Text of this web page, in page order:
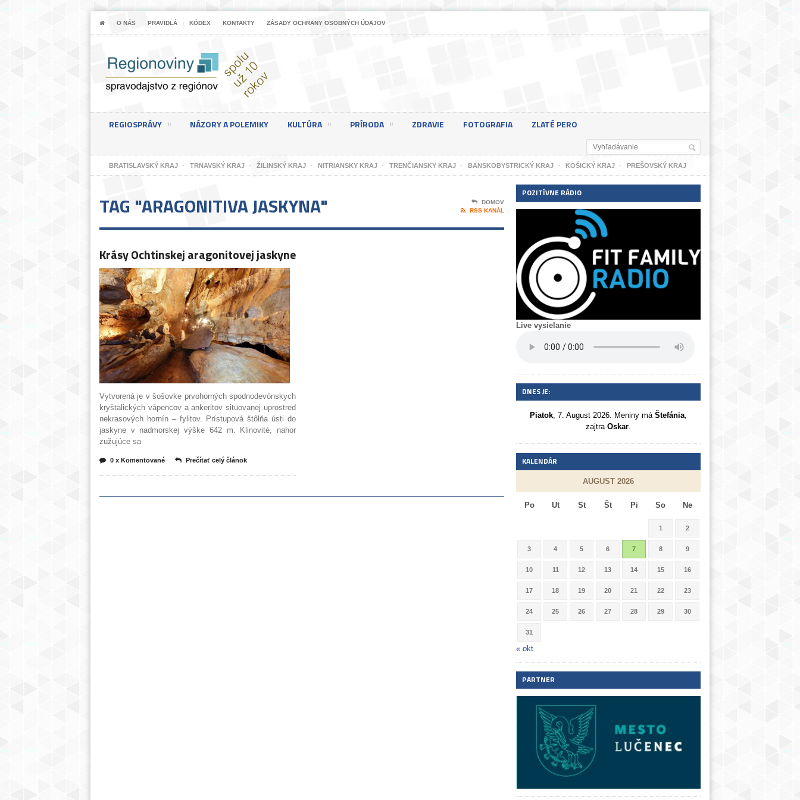
O NÁS PRAVIDLÁ KÓDEX KONTAKTY ZÁSADY OCHRANY OSOBNÝCH ÚDAJOV
REGIOSPRÁVY NÁZORY A POLEMIKY KULTÚRA PRÍRODA ZDRAVIE FOTOGRAFIA ZLATÉ PERO
BRATISLAVSKÝ KRAJ TRNAVSKÝ KRAJ ŽILINSKÝ KRAJ NITRIANSKY KRAJ TRENČIANSKY KRAJ BANSKOBYSTRICKÝ KRAJ KOŠICKÝ KRAJ PREŠOVSKÝ KRAJ
TAG "ARAGONITIVA JASKYNA"
DOMOV
RSS KANÁL
Krásy Ochtinskej aragonitovej jaskyne
Vytvorená je v šošovke prvohorných spodnodevónskych
kryštalických vápencov a ankeritov situovanej uprostred
nekrasových hornín – fylitov. Prístupová štôlňa ústi do
jaskyne v nadmorskej výške 642 m. Klinovité, nahor
zužujúce sa
0 x Komentované Prečítať celý článok
POZITÍVNE RÁDIO
Live vysielanie
DNES JE:
Piatok, 7. August 2026. Meniny má Štefánia,
zajtra Oskar.
KALENDÁR
AUGUST 2026
Po Ut St Št Pi So Ne
1 2
3 4 5 6 7 8 9
10 11 12 13 14 15 16
17 18 19 20 21 22 23
24 25 26 27 28 29 30
31
« okt
PARTNER